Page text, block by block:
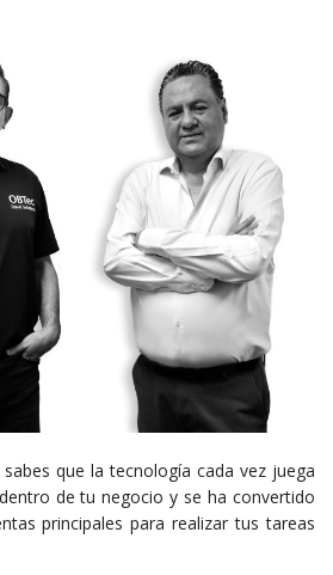
que la tecnología cada vez juega
de tu negocio y se ha convertido
principales para realizar tus tareas